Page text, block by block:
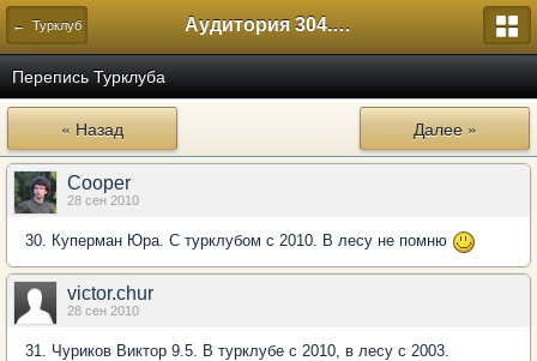
← Турклуб Аудитория 304. История России
Перепись Турклуба
« Назад Далее »
Cooper
28 сен 2010
30. Куперман Юра. С турклубом с 2010. В лесу не помню
victor.chur
28 сен 2010
31. Чуриков Виктор 9.5. В турклубе с 2010, в лесу с 2003.